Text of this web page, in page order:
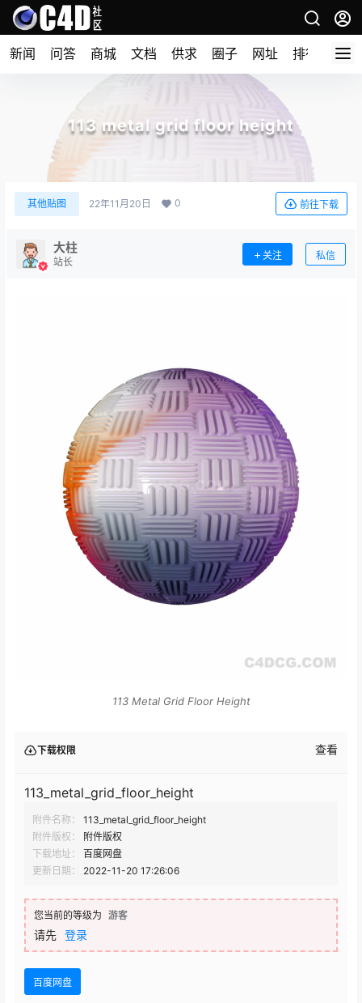
新闻 问答 商城 文档 供求 圈子 网址 排行榜
113 metal grid floor height
其他贴图 22年11月20日 0 前往下载
大柱
站长
关注 私信
113 Metal Grid Floor Height
下载权限 查看
113_metal_grid_floor_height
附件名称：
113_metal_grid_floor_height
附件版权：
附件版权
下载地址：
百度网盘
更新日期：
2022-11-20 17:26:06
您当前的等级为 游客
请先 登录
百度网盘